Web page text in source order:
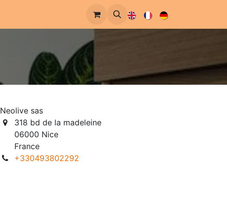
Neolive sas
318 bd de la madeleine
06000 Nice
France
+330493802292